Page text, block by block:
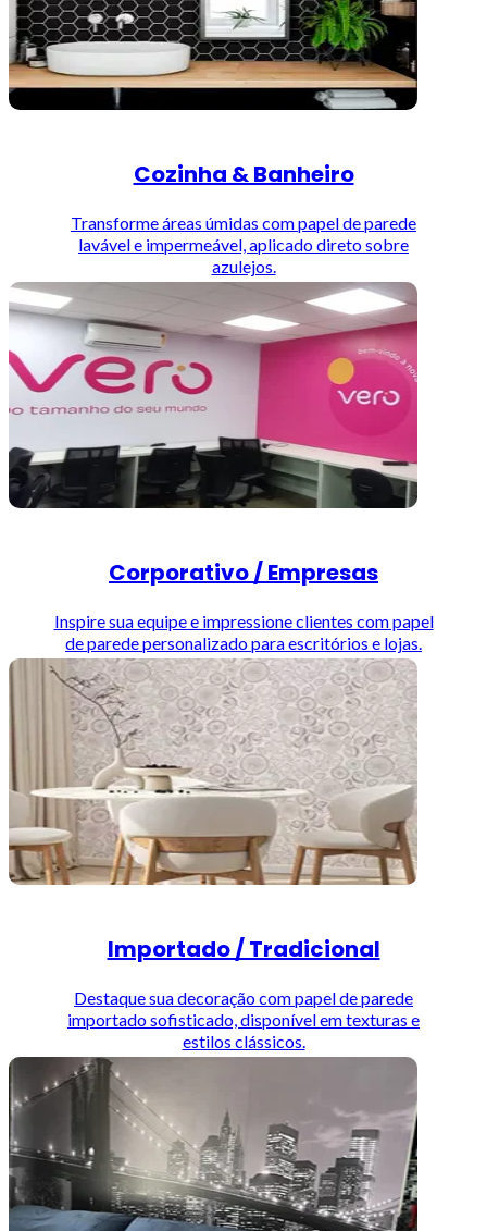
Cozinha & Banheiro
Transforme áreas úmidas com papel de parede
lavável e impermeável, aplicado direto sobre
azulejos.
Corporativo / Empresas
Inspire sua equipe e impressione clientes com papel
de parede personalizado para escritórios e lojas.
Importado / Tradicional
Destaque sua decoração com papel de parede
importado sofisticado, disponível em texturas e
estilos clássicos.